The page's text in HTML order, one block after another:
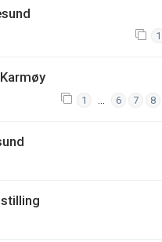
1
1 6 7 8